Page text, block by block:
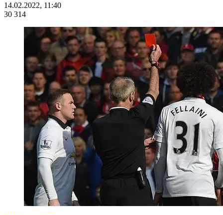
14.02.2022, 11:40
30 314